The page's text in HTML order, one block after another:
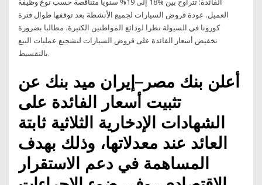
العميل. عودة قروض السيارات لجميع الأنشطة بعد توقفها طوال فترة
كورونا في السيولة نظرا لودائع المواطنين الكثيرة، مطالبا بضرورة
تخفيض أسعار الفائدة على قروض السيارات لتشجيع عمليات البيع
بالتقسيط.
أعلن بنك مصر–إيران ميد بنك عن
تثبيت أسعار الفائدة على
الشهادات الإدخارية الثلاثية ثابتة
العائد عند معدلاتها، وذلك بهدف
المساهمة في دعم الاستقرار